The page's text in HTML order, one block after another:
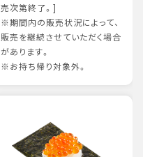
売次第終了。]
※期間内の販売状況によって、
販売を継続させていただく場合
があります。
※お持ち帰り対象外。